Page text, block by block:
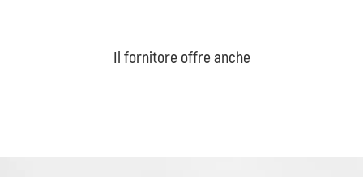
Il fornitore offre anche